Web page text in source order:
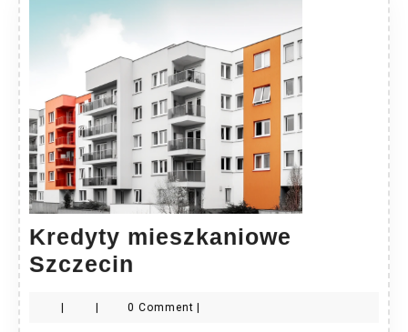
Kredyty mieszkaniowe
Szczecin
Szczecin
0 Comment